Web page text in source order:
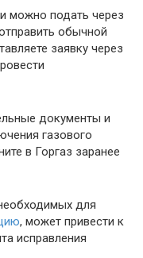
можно подать через
обычной
заявку через
документы и
газового
в Горгаз заранее
для
, может привести к
исправления